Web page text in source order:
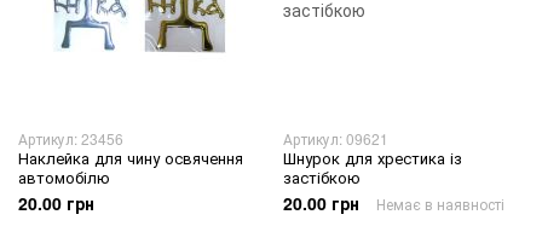
Артикул: 23456
Наклейка для чину освячення
автомобілю
20.00 грн
Артикул: 09621
Шнурок для хрестика із
застібкою
20.00 грн Немає в наявності